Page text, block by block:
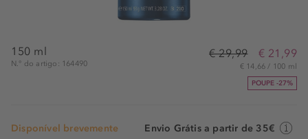
150 ml
N.° do artigo: 164490
€ 29,99 € 21,99
€ 14,66 / 100 ml
POUPE -27%
Disponível brevemente Envio Grátis a partir de 35€